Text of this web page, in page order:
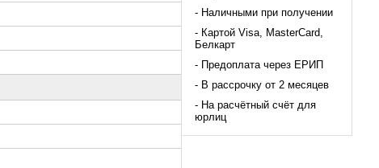
- Наличными при получении
- Картой Visa, MasterCard,
Белкарт
- Предоплата через ЕРИП
- В рассрочку от 2 месяцев
- На расчётный счёт для
юрлиц